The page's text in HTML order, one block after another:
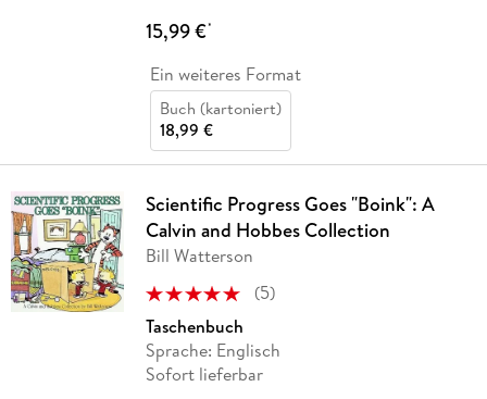
15,99 €*
Ein weiteres Format
Buch (kartoniert)
18,99 €
Scientific Progress Goes "Boink": A
Calvin and Hobbes Collection
Bill Watterson
(5)
Taschenbuch
Sprache: Englisch
Sofort lieferbar